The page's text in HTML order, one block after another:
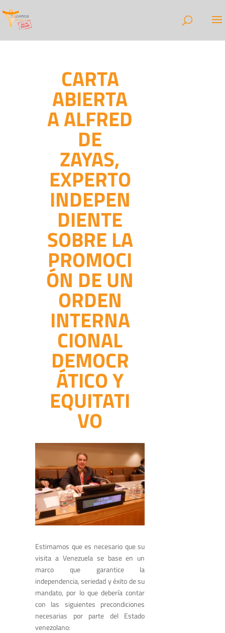
CARTA
ABIERTA
A ALFRED
DE
ZAYAS,
EXPERTO
INDEPEN
DIENTE
SOBRE LA
PROMOCI
ÓN DE UN
ORDEN
INTERNA
CIONAL
DEMOCR
ÁTICO Y
EQUITATI
VO
Estimamos que es necesario que su
visita a Venezuela se base en un
marco que garantice la
independencia, seriedad y éxito de su
mandato, por lo que debería contar
con las siguientes precondiciones
necesarias por parte del Estado
venezolano: